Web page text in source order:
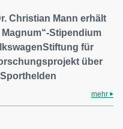
Christian Mann erhält
Magnum“-Stipendium
für
über
mehr